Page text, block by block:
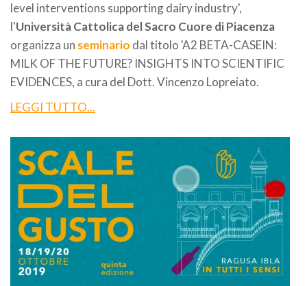
level interventions supporting dairy industry',
l'Università Cattolica del Sacro Cuore di Piacenza
organizza un seminario dal titolo 'A2 BETA-CASEIN:
MILK OF THE FUTURE? INSIGHTS INTO SCIENTIFIC
EVIDENCES, a cura del Dott. Vincenzo Lopreiato.
LEGGI TUTTO...